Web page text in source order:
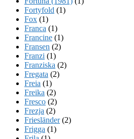
Fortyfold (1)
Fox (1)
Franca (1)
Francine (1)
Fransen (2)
Franzi (1)
Franziska (2)
Fregata (2)
Freia (1)
Freika (2)
Fresco (2)
Frezja (2)
Friesländer(2)
Frigga (1)